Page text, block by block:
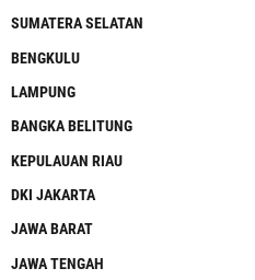
SUMATERA SELATAN
BENGKULU
LAMPUNG
BANGKA BELITUNG
KEPULAUAN RIAU
DKI JAKARTA
JAWA BARAT
JAWA TENGAH